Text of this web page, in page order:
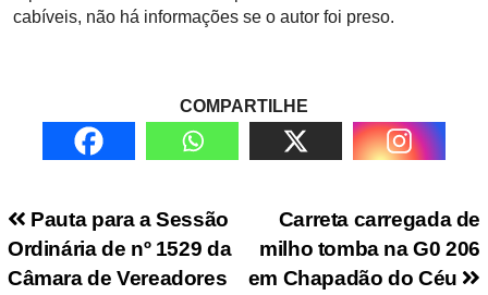
cabíveis, não há informações se o autor foi preso.
COMPARTILHE
Navegação de PostCarreta carregada de
milho tomba na G0 206
em Chapadão do Céu
Pauta para a Sessão
Ordinária de nº 1529 da
Câmara de Vereadores